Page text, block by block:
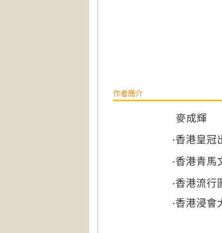
作者簡介
麥成輝
‧香港皇
‧香港青
‧香港流
‧香港浸